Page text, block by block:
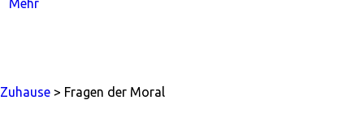
Mehr
Zuhause > Fragen der Moral